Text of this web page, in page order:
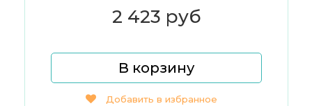
2 423 руб
В корзину
Добавить в избранное